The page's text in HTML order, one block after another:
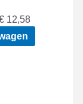
12,58